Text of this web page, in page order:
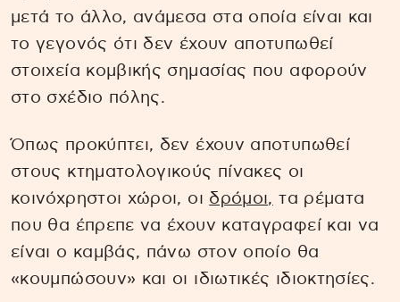
μετά το άλλο, ανάμεσα στα οποία είναι και
το γεγονός ότι δεν έχουν αποτυπωθεί
στοιχεία κομβικής σημασίας που αφορούν
στο σχέδιο πόλης.
Όπως προκύπτει, δεν έχουν αποτυπωθεί
στους κτηματολογικούς πίνακες οι
κοινόχρηστοι χώροι, οι δρόμοι, τα ρέματα
που θα έπρεπε να έχουν καταγραφεί και να
είναι ο καμβάς, πάνω στον οποίο θα
«κουμπώσουν» και οι ιδιωτικές ιδιοκτησίες.